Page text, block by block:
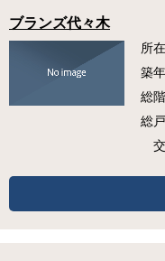
ブランズ代々木
所
築
総
総